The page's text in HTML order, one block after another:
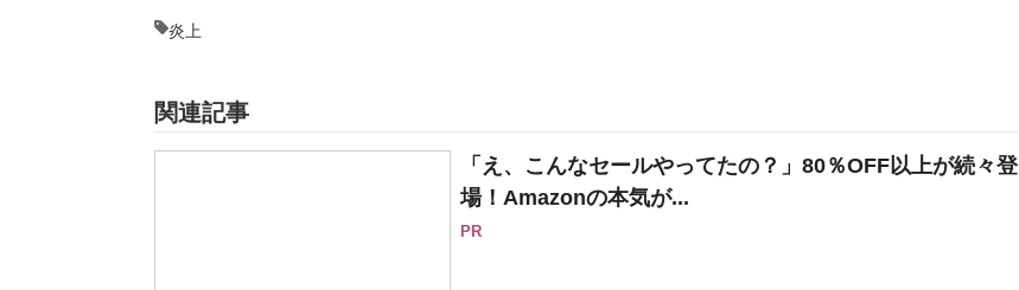
炎上
関連記事
「え、こんなセールやってたの？」80％OFF以上が続々登
場！Amazonの本気が...
PR